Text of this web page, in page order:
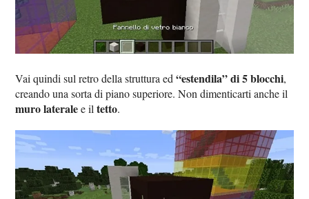
Vai quindi sul retro della struttura ed“estendila” di 5 blocchi,
creando una sorta di piano superiore. Non dimenticarti anche il
muro lateralee iltetto.